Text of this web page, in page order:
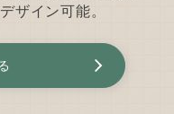
ザイン可能。